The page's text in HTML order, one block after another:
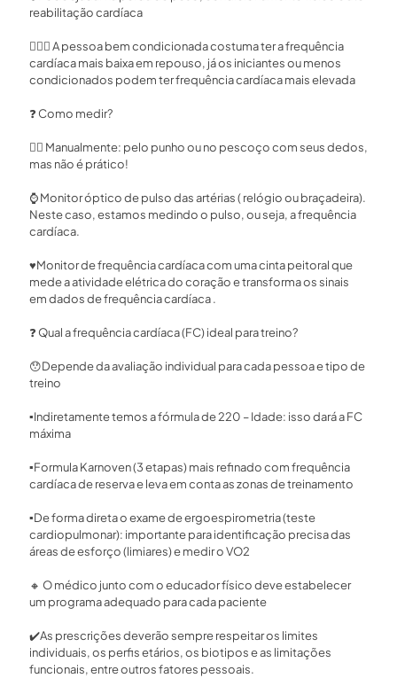
reabilitação cardíaca ⁣
🏃🏻‍♂️A pessoa bem condicionada costuma ter a frequência
cardíaca mais baixa em repouso, já os iniciantes ou menos
condicionados podem ter frequência cardíaca mais elevada⁣
❓ Como medir?⁣
🖐🏻 Manualmente: pelo punho ou no pescoço com seus dedos,
mas não é prático!⁣
⌚️Monitor óptico de pulso das artérias ( relógio ou braçadeira).
Neste caso, estamos medindo o pulso, ou seja, a frequência
cardíaca.⁣
♥️Monitor de frequência cardíaca com uma cinta peitoral que
mede a atividade elétrica do coração e transforma os sinais
em dados de frequência cardíaca . ⁣
❓ Qual a frequência cardíaca (FC) ideal para treino? ⁣
😯Depende da avaliação individual para cada pessoa e tipo de
treino⁣
▪️Indiretamente temos a fórmula de 220 – Idade: isso dará a FC
máxima ⁣
▪️Formula Karnoven (3 etapas) mais refinado com frequência
cardíaca de reserva e leva em conta as zonas de treinamento ⁣
▪️De forma direta o exame de ergoespirometria (teste
cardiopulmonar): importante para identificação precisa das
áreas de esforço (limiares) e medir o VO2 ⁣
🔸 O médico junto com o educador físico deve estabelecer
um programa adequado para cada paciente ⁣
✔️As prescrições deverão sempre respeitar os limites
individuais, os perfis etários, os biotipos e as limitações
funcionais, entre outros fatores pessoais. ⁣